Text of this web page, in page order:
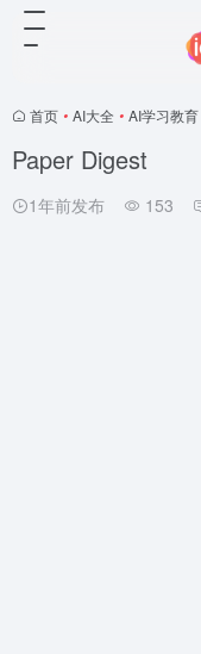
首页 • AI大全 • AI学习教育
Paper Digest
1年前发布 153